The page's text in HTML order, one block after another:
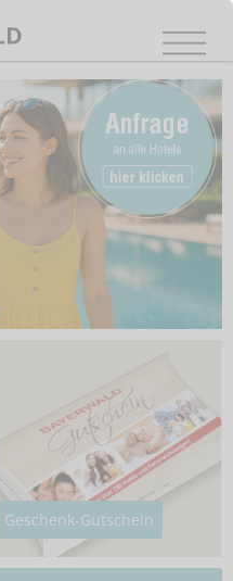
Geschenk-Gutschein